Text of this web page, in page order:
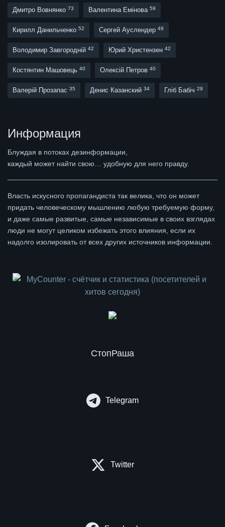
Дмитро Вовнянко 73 Валентина Емінова 59
Кирилл Данильченко 52 Сергей Ауслендер 49
Володимир Завгородній 42 Юрий Христензен 42
Костянтин Машовець 40 Олексій Петров 40
Валерій Прозапас 35 Денис Казанский 34 Гліб Бабіч 29
Информация
Блуждая в потоках дезинформации,
каждый может найти свою… удобную для него правду.
Власть искусного пропагандиста так велика, что он может
придать человеческому мышлению любую требуемую форму,
и даже самые развитые, самые независимые в своих взглядах
люди не могут целиком избежать этого влияния, если их
надолго изолировать от всех других источников информации.
СтопРаша
Telegram
Twitter